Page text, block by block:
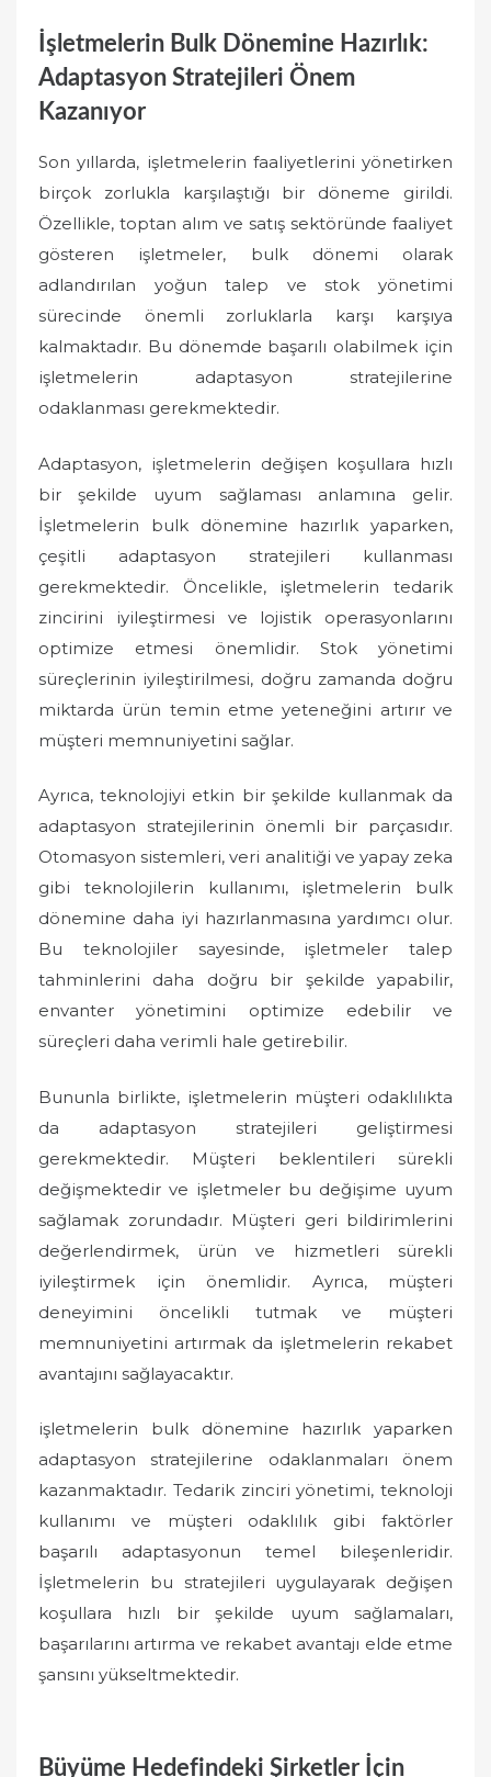
İşletmelerin Bulk Dönemine Hazırlık:
Adaptasyon Stratejileri Önem
Kazanıyor
Son yıllarda, işletmelerin faaliyetlerini yönetirken
birçok zorlukla karşılaştığı bir döneme girildi.
Özellikle, toptan alım ve satış sektöründe faaliyet
gösteren işletmeler, bulk dönemi olarak
adlandırılan yoğun talep ve stok yönetimi
sürecinde önemli zorluklarla karşı karşıya
kalmaktadır. Bu dönemde başarılı olabilmek için
işletmelerin adaptasyon stratejilerine
odaklanması gerekmektedir.
Adaptasyon, işletmelerin değişen koşullara hızlı
bir şekilde uyum sağlaması anlamına gelir.
İşletmelerin bulk dönemine hazırlık yaparken,
çeşitli adaptasyon stratejileri kullanması
gerekmektedir. Öncelikle, işletmelerin tedarik
zincirini iyileştirmesi ve lojistik operasyonlarını
optimize etmesi önemlidir. Stok yönetimi
süreçlerinin iyileştirilmesi, doğru zamanda doğru
miktarda ürün temin etme yeteneğini artırır ve
müşteri memnuniyetini sağlar.
Ayrıca, teknolojiyi etkin bir şekilde kullanmak da
adaptasyon stratejilerinin önemli bir parçasıdır.
Otomasyon sistemleri, veri analitiği ve yapay zeka
gibi teknolojilerin kullanımı, işletmelerin bulk
dönemine daha iyi hazırlanmasına yardımcı olur.
Bu teknolojiler sayesinde, işletmeler talep
tahminlerini daha doğru bir şekilde yapabilir,
envanter yönetimini optimize edebilir ve
süreçleri daha verimli hale getirebilir.
Bununla birlikte, işletmelerin müşteri odaklılıkta
da adaptasyon stratejileri geliştirmesi
gerekmektedir. Müşteri beklentileri sürekli
değişmektedir ve işletmeler bu değişime uyum
sağlamak zorundadır. Müşteri geri bildirimlerini
değerlendirmek, ürün ve hizmetleri sürekli
iyileştirmek için önemlidir. Ayrıca, müşteri
deneyimini öncelikli tutmak ve müşteri
memnuniyetini artırmak da işletmelerin rekabet
avantajını sağlayacaktır.
işletmelerin bulk dönemine hazırlık yaparken
adaptasyon stratejilerine odaklanmaları önem
kazanmaktadır. Tedarik zinciri yönetimi, teknoloji
kullanımı ve müşteri odaklılık gibi faktörler
başarılı adaptasyonun temel bileşenleridir.
İşletmelerin bu stratejileri uygulayarak değişen
koşullara hızlı bir şekilde uyum sağlamaları,
başarılarını artırma ve rekabet avantajı elde etme
şansını yükseltmektedir.
Büyüme Hedefindeki Şirketler İçin